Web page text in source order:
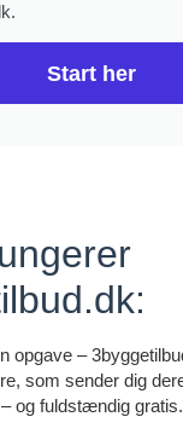
Start her
opgave –
som sender dig
og fuldstændig gratis.